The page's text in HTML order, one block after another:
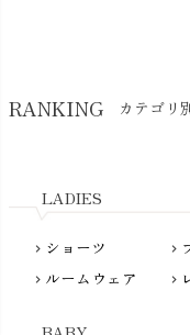
生活アートクラブ
nanadecor（ナナデェ
Haruulala（ハルウララ
Lovingly Organics（ラ
Madame MO（マダム
maggies（マギーズ）
RANKING カテゴリ
LADIES
chevron_right ショーツ chevron_right
chevron_right ルームウェア chevron_right